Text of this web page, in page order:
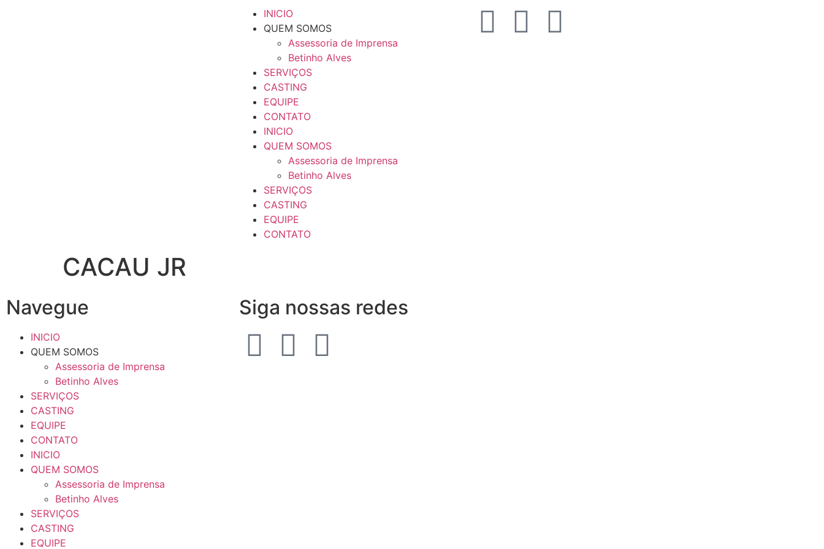
INICIO
QUEM SOMOS
Assessoria de Imprensa
Betinho Alves
SERVIÇOS
CASTING
EQUIPE
CONTATO
INICIO
QUEM SOMOS
Assessoria de Imprensa
Betinho Alves
SERVIÇOS
CASTING
EQUIPE
CONTATO
CACAU JR
Navegue
INICIO
QUEM SOMOS
Assessoria de Imprensa
Betinho Alves
SERVIÇOS
CASTING
EQUIPE
CONTATO
INICIO
QUEM SOMOS
Assessoria de Imprensa
Betinho Alves
SERVIÇOS
CASTING
EQUIPE
Siga nossas redes